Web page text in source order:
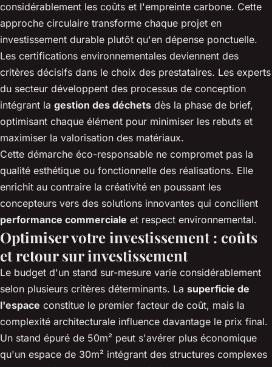
considérablement les coûts et l'empreinte carbone. Cette
approche circulaire transforme chaque projet en
investissement durable plutôt qu'en dépense ponctuelle.
Les certifications environnementales deviennent des
critères décisifs dans le choix des prestataires. Les experts
du secteur développent des processus de conception
intégrant la gestion des déchets dès la phase de brief,
optimisant chaque élément pour minimiser les rebuts et
maximiser la valorisation des matériaux.
Cette démarche éco-responsable ne compromet pas la
qualité esthétique ou fonctionnelle des réalisations. Elle
enrichit au contraire la créativité en poussant les
concepteurs vers des solutions innovantes qui concilient
performance commerciale et respect environnemental.
Optimiser votre investissement : coûts
et retour sur investissement
Le budget d'un stand sur-mesure varie considérablement
selon plusieurs critères déterminants. La superficie de
l'espace constitue le premier facteur de coût, mais la
complexité architecturale influence davantage le prix final.
Un stand épuré de 50m² peut s'avérer plus économique
qu'un espace de 30m² intégrant des structures complexes